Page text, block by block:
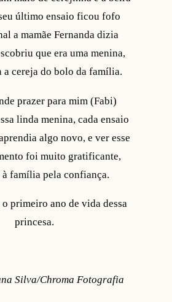
último ensaio ficou fofo
a mamãe Fernanda dizia
que era uma menina,
a cereja do bolo da família.
prazer para mim (Fabi)
linda menina, cada ensaio
algo novo, e ver esse
foi muito gratificante,
à família pela confiança.
primeiro ano de vida dessa
princesa.
Silva/Chroma Fotografia